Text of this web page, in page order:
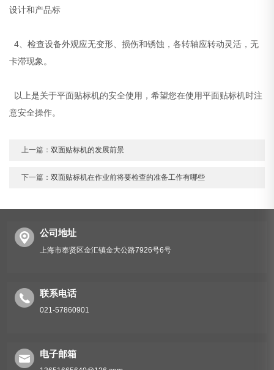
设计和产品标
4、检查设备外观应无变形、损伤和锈蚀，各转轴应转动灵活，无
卡滞现象。
以上是关于平面贴标机的安全使用，希望您在使用平面贴标机时注
意安全操作。
上一篇：双面贴标机的发展前景
下一篇：双面贴标机在作业前将要检查的准备工作有哪些
公司地址
上海市奉贤区金汇镇金大公路7926号6号
联系电话
021-57860901
电子邮箱